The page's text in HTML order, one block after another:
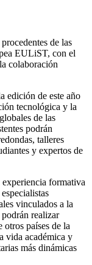
de las
EULiST, con el
colaboración
edición de este año
tecnológica y la
de las
podrán
talleres
y expertos de
formativa
vinculados a la
realizar
otros países de la
vida académica y
más dinámicas